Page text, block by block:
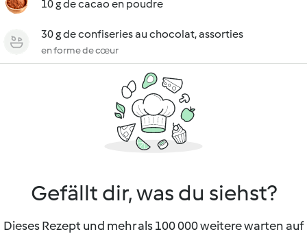
10 g de cacao en poudre
30 g de confiseries au chocolat, assorties
en forme de cœur
Gefällt dir, was du siehst?
Dieses Rezept und mehr als 100 000 weitere warten auf